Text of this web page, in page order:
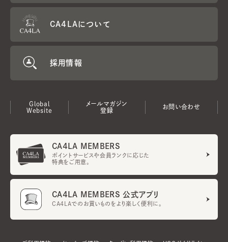
CA4LAについて
採用情報
Global
Website
メールマガジン
登録
お問い合わせ
CA4LA MEMBERS
ポイントサービスや会員ランクに応じた
特典をご用意。
CA4LA MEMBERS 公式アプリ
CA4LAでのお買いものをより楽しく便利に。